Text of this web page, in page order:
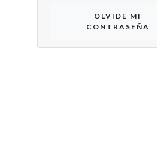
OLVIDE MI
CONTRASEÑA